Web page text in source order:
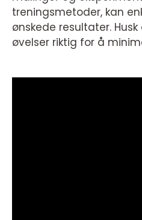
treningsmetoder, kan
ønskede resultater.
øvelser riktig for å